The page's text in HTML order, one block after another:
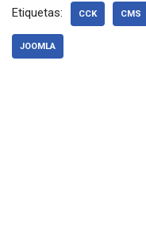
Etiquetas: CCK CMS
JOOMLA